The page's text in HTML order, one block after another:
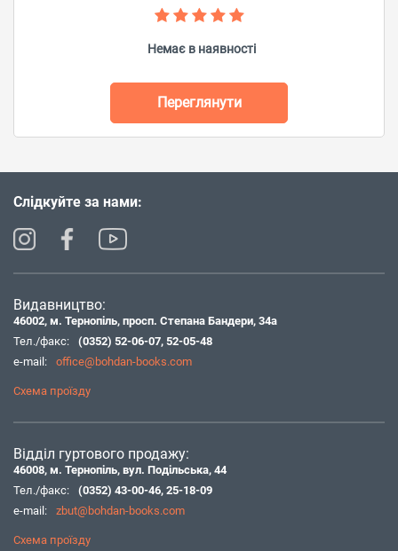
Немає в наявності
Переглянути
Слідкуйте за нами:
Видавництво:
46002, м. Тернопіль, просп. Степана Бандери, 34а
Тел./факс:
(0352) 52-06-07, 52-05-48
e-mail:
office@bohdan-books.com
Схема проїзду
Відділ гуртового продажу:
46008, м. Тернопіль, вул. Подільська, 44
Тел./факс:
(0352) 43-00-46, 25-18-09
e-mail:
zbut@bohdan-books.com
Схема проїзду